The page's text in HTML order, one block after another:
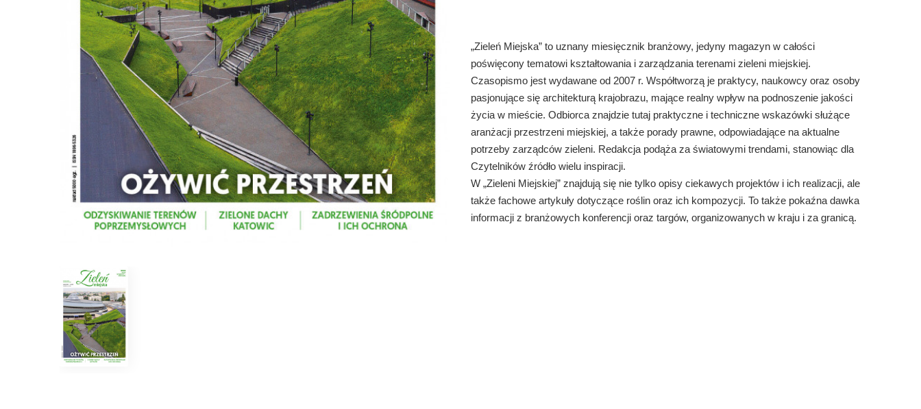
„Zieleń Miejska” to uznany miesięcznik branżowy, jedyny magazyn w całości
poświęcony tematowi kształtowania i zarządzania terenami zieleni miejskiej.
Czasopismo jest wydawane od 2007 r. Współtworzą je praktycy, naukowcy oraz osoby
pasjonujące się architekturą krajobrazu, mające realny wpływ na podnoszenie jakości
życia w mieście. Odbiorca znajdzie tutaj praktyczne i techniczne wskazówki służące
aranżacji przestrzeni miejskiej, a także porady prawne, odpowiadające na aktualne
potrzeby zarządców zieleni. Redakcja podąża za światowymi trendami, stanowiąc dla
Czytelników źródło wielu inspiracji.
W „Zieleni Miejskiej” znajdują się nie tylko opisy ciekawych projektów i ich realizacji, ale
także fachowe artykuły dotyczące roślin oraz ich kompozycji. To także pokaźna dawka
informacji z branżowych konferencji oraz targów, organizowanych w kraju i za granicą.